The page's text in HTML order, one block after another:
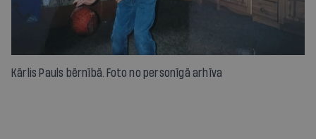
Kārlis Pauls bērnībā. Foto no personīgā arhīva